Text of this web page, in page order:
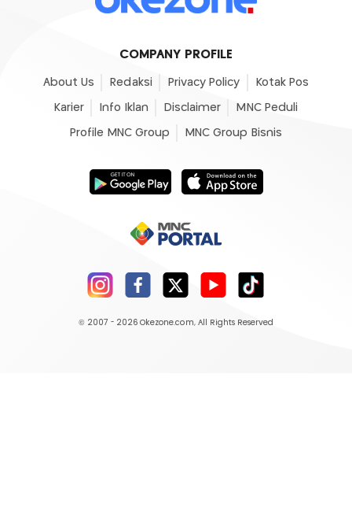
COMPANY PROFILE
About Us Redaksi Privacy Policy Kotak Pos
Karier Info Iklan Disclaimer MNC Peduli
Profile MNC Group MNC Group Bisnis
© 2007 - 2026 Okezone.com, All Rights Reserved